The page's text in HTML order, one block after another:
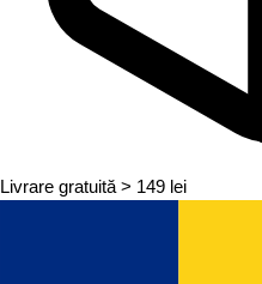
Livrare gratuită > 149 lei